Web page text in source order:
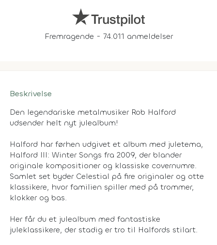
Fremragende - 74.011 anmeldelser
Beskrivelse
Den legendariske metalmusiker Rob Halford
udsender helt nyt julealbum!
Halford har førhen udgivet et album med juletema,
Halford III: Winter Songs fra 2009, der blander
originale kompositioner og klassiske covernumre.
Samlet set byder Celestial på fire originaler og otte
klassikere, hvor familien spiller med på trommer,
klokker og bas.
Her får du et julealbum med fantastiske
juleklassikere, der stadig er tro til Halfords stilart.